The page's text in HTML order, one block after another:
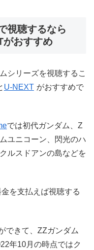
視聴するなら
おすすめ
シリーズを視聴するこ
U-NEXT がおすすめで
では初代ガンダム、Z
ユニコーン、閃光のハ
ルスドアンの島などを
を支払えば視聴する
できて、ZZガンダム
年10月の時点ではク